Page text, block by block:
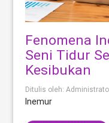
Fenomena
Seni Tidur
Kesibukan
Ditulis oleh:
Inemur